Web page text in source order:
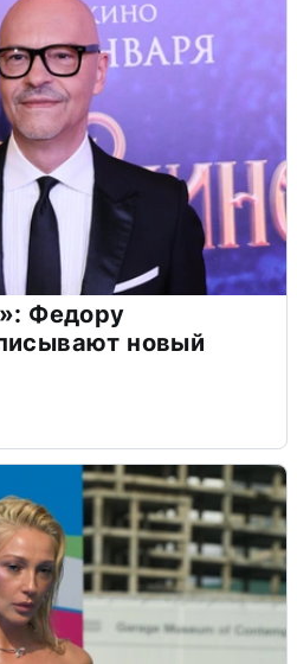
Федору
новый